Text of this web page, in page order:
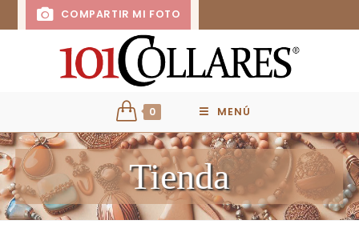
COMPARTIR MI FOTO
0 MENÚ
Tienda